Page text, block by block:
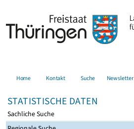
Home Kontakt Suche Newsletter
STATISTISCHE DATEN
Sachliche Suche